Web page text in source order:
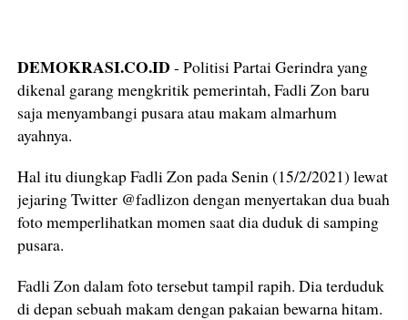
DEMOKRASI.CO.ID - Politisi Partai Gerindra yang
dikenal garang mengkritik pemerintah, Fadli Zon baru
saja menyambangi pusara atau makam almarhum
ayahnya.
Hal itu diungkap Fadli Zon pada Senin (15/2/2021) lewat
jejaring Twitter @fadlizon dengan menyertakan dua buah
foto memperlihatkan momen saat dia duduk di samping
pusara.
Fadli Zon dalam foto tersebut tampil rapih. Dia terduduk
di depan sebuah makam dengan pakaian bewarna hitam.